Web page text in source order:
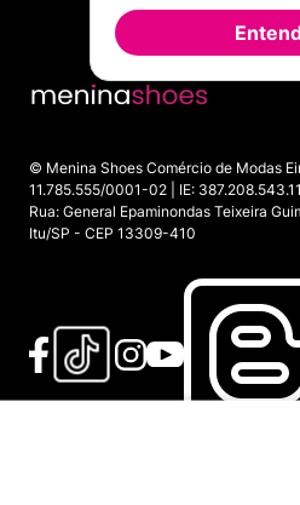
© Menina Shoes Comércio de Modas
11.785.555/0001-02 | IE:
Rua: General Epaminondas Teixeira
Itu/SP - CEP 13309-410